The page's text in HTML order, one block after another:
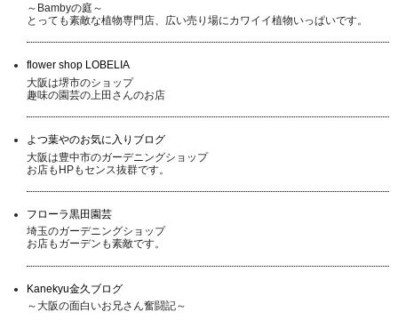
～Bambyの庭～
とっても素敵な植物専門店、広い売り場にカワイイ植物いっぱいです。
flower shop LOBELIA
大阪は堺市のショップ
趣味の園芸の上田さんのお店
よつ葉やのお気に入りブログ
大阪は豊中市のガーデニングショップ
お店もHPもセンス抜群です。
フローラ黒田園芸
埼玉のガーデニングショップ
お店もガーデンも素敵です。
Kanekyu金久ブログ
～大阪の面白いお兄さん奮闘記～